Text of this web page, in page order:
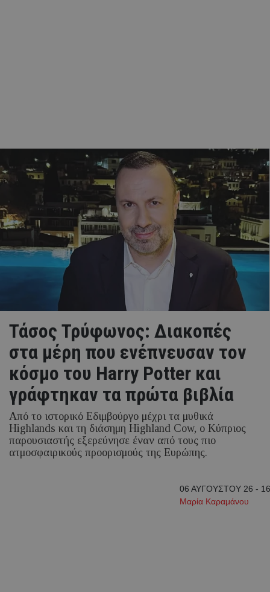
Τάσος Τρύφωνος: Διακοπές
στα μέρη που ενέπνευσαν τον
κόσμο του Harry Potter και
γράφτηκαν τα πρώτα βιβλία
Από το ιστορικό Εδιμβούργο μέχρι τα μυθικά
Highlands και τη διάσημη Highland Cow, ο Κύπριος
παρουσιαστής εξερεύνησε έναν από τους πιο
ατμοσφαιρικούς προορισμούς της Ευρώπης.
06 ΑΥΓΟΥΣΤΟΥ 26 -
Μαρία Καραμάνου